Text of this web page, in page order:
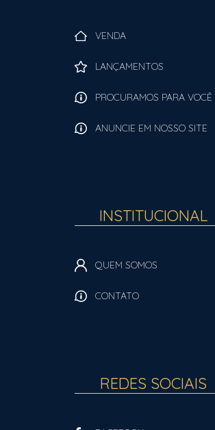
VENDA
LANÇAMENTOS
PROCURAMOS PARA VOCÊ
ANUNCIE EM NOSSO SITE
INSTITUCIONAL
QUEM SOMOS
CONTATO
REDES SOCIAIS